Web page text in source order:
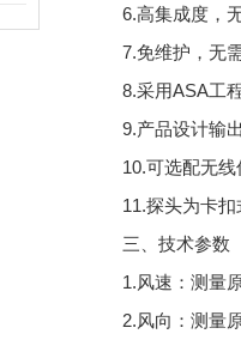
6.高集成度，
7.免维护，无
8.采用ASA工
9.产品设计输
10.可选配无
11.探头为卡
三、技术参数
1.风速：测量
2.风向：测量